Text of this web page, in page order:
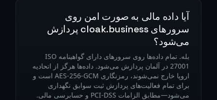
آیا داده مالی به صورت امن روی
سرورهای cloak.business پردازش
می‌شود؟
بله. تمام داده‌ها روی سرورهای دارای گواهینامه ISO
27001 در آلمان پردازش می‌شود. داده‌ها هرگز از اتحادیه
اروپا خارج نمی‌شوند، رمزنگاری AES-256-GCM است و
برای تمام فعالیت‌های پردازش ثبت سوابق نگهداری
می‌شود—مطابق الزامات PCI-DSS و حسابرسی مالی.